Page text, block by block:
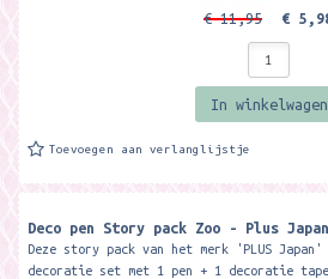
€ 11,95 €
In winkelwagen
Toevoegen aan verlanglijstje
Deco pen Story pack Zoo - Plus Japan
Deze story pack van het merk 'PLUS
decoratie set met 1 pen + 1 decoratie